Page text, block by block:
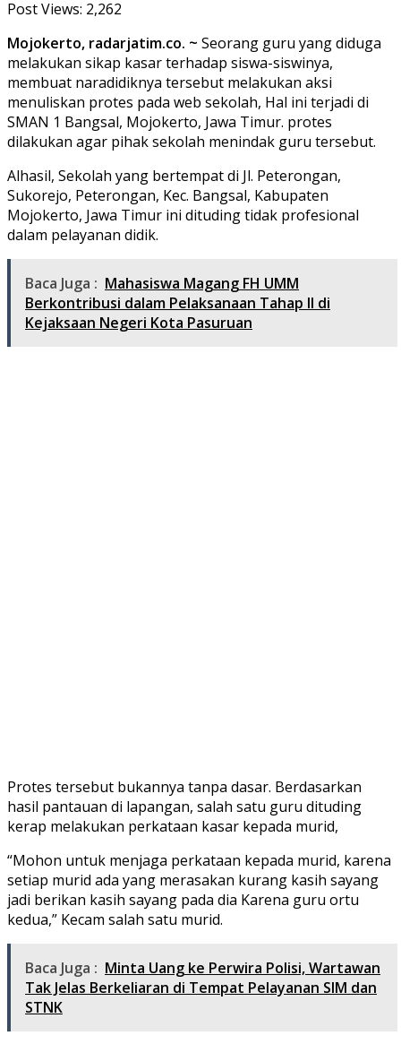
Post Views: 2,262
Mojokerto, radarjatim.co. ~ Seorang guru yang diduga
melakukan sikap kasar terhadap siswa-siswinya,
membuat naradidiknya tersebut melakukan aksi
menuliskan protes pada web sekolah, Hal ini terjadi di
SMAN 1 Bangsal, Mojokerto, Jawa Timur. protes
dilakukan agar pihak sekolah menindak guru tersebut.
Alhasil, Sekolah yang bertempat di Jl. Peterongan,
Sukorejo, Peterongan, Kec. Bangsal, Kabupaten
Mojokerto, Jawa Timur ini dituding tidak profesional
dalam pelayanan didik.
Baca Juga : Mahasiswa Magang FH UMM
Berkontribusi dalam Pelaksanaan Tahap II di
Kejaksaan Negeri Kota Pasuruan
Protes tersebut bukannya tanpa dasar. Berdasarkan
hasil pantauan di lapangan, salah satu guru dituding
kerap melakukan perkataan kasar kepada murid,
“Mohon untuk menjaga perkataan kepada murid, karena
setiap murid ada yang merasakan kurang kasih sayang
jadi berikan kasih sayang pada dia Karena guru ortu
kedua,” Kecam salah satu murid.
Baca Juga : Minta Uang ke Perwira Polisi, Wartawan
Tak Jelas Berkeliaran di Tempat Pelayanan SIM dan
STNK